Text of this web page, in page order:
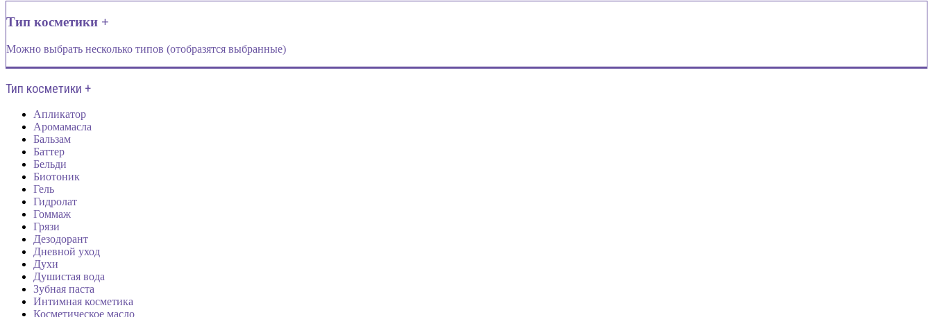
Тип косметики +
Можно выбрать несколько типов (отобразятся выбранные)
Тип косметики +
Апликатор
Аромамасла
Бальзам
Баттер
Бельди
Биотоник
Гель
Гидролат
Гоммаж
Грязи
Дезодорант
Дневной уход
Духи
Душистая вода
Зубная паста
Интимная косметика
Косметическое масло